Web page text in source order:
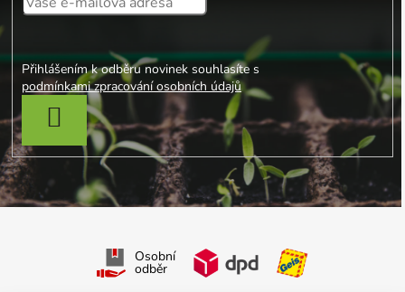
Přihlášením k odběru novinek souhlasíte s
podmínkami zpracování osobních údajů
PŘIHLÁSIT SE
Osobní
odběr